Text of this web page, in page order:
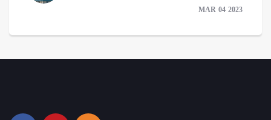
MAR 04 2023